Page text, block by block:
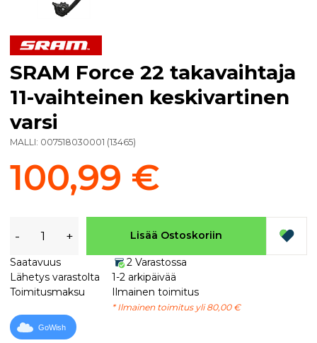
SRAM Force 22 takavaihtaja
11-vaihteinen keskivartinen
varsi
MALLI: 007518030001 (13465)
100,99 €
- + Lisää Ostoskoriin
Saatavuus
2 Varastossa
Lähetys varastolta
1-2 arkipäivää
Toimitusmaksu
Ilmainen toimitus
* Ilmainen toimitus yli 80,00 €
GoWish